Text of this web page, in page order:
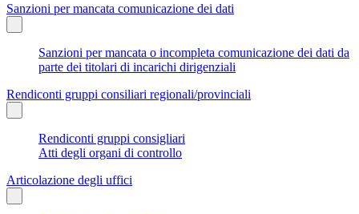
Sanzioni per mancata comunicazione dei dati
Sanzioni per mancata o incompleta comunicazione dei dati da
parte dei titolari di incarichi dirigenziali
Rendiconti gruppi consiliari regionali/provinciali
Rendiconti gruppi consigliari
Atti degli organi di controllo
Articolazione degli uffici